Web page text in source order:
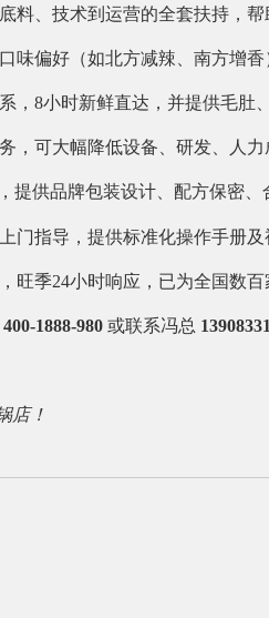
料、技术到运营的全套扶持，帮
味偏好（如北方减辣、南方增香
，8小时新鲜直达，并提供毛肚
，可大幅降低设备、研发、人力
提供品牌包装设计、配方保密、
门指导，提供标准化操作手册及
旺季24小时响应，已为全国数百
400-1888-980 或联系冯总
店！